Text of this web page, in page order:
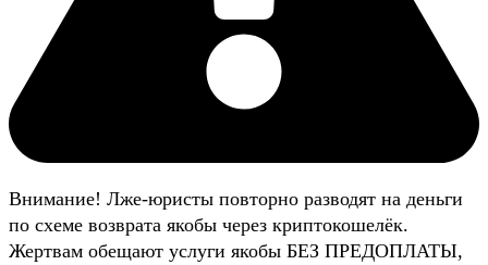
Внимание! Лже-юристы повторно разводят на деньги
по схеме возврата якобы через криптокошелёк.
Жертвам обещают услуги якобы БЕЗ ПРЕДОПЛАТЫ,